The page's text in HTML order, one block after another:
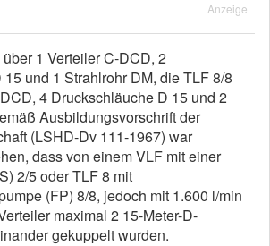
Anzeige
1 Verteiler C-DCD, 2
und 1 Strahlrohr DM, die TLF 8/8
4 Druckschläuche D 15 und 2
Ausbildungsvorschrift der
(LSHD-Dv 111-1967) war
dass von einem VLF mit einer
2/5 oder TLF 8 mit
(FP) 8/8, jedoch mit 1.600 l/min
maximal 2 15-Meter-D-
gekuppelt wurden.